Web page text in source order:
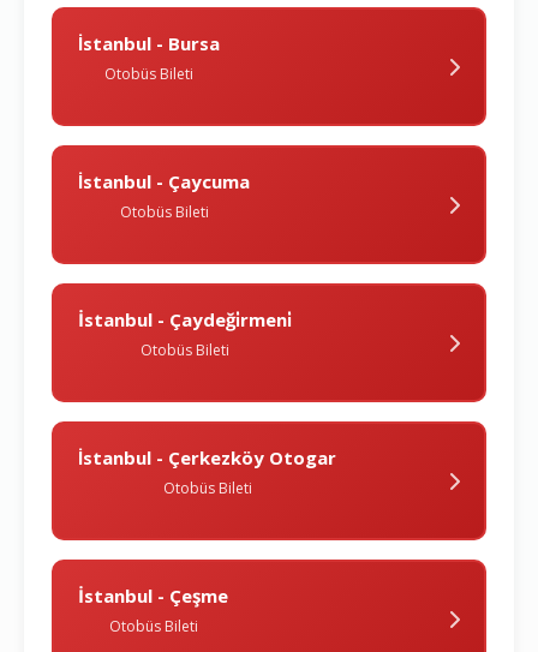
İstanbul - Bursa
Otobüs Bileti
İstanbul - Çaycuma
Otobüs Bileti
İstanbul - Çaydeği̇rmeni̇
Otobüs Bileti
İstanbul - Çerkezköy Otogar
Otobüs Bileti
İstanbul - Çeşme
Otobüs Bileti